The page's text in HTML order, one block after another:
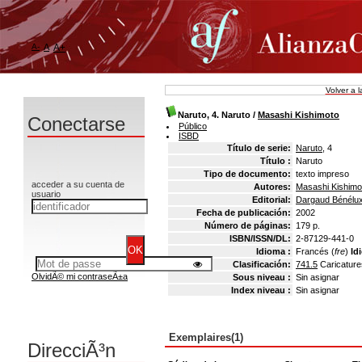
Volver a
Naruto, 4. Naruto / Masashi Kishimoto
Público
ISBD
Título de serie: Naruto , 4
Título : Naruto
Tipo de documento: texto impreso
Autores: Masashi
Editorial: Dargaud
Fecha de publicación: 2002
Número de páginas:
179 p.
ISBN/ISSN/DL: 2-87129-441-0
Idioma : Francés (fre)
Clasificación: 741.5
Sous niveau : Sin asignar
Index niveau : Sin asignar
Exemplaires(1)
A- A A+
Conectarse
acceder a su cuenta de
usuario
OlvidÃ© mi contraseÃ±a
DirecciÃ³n